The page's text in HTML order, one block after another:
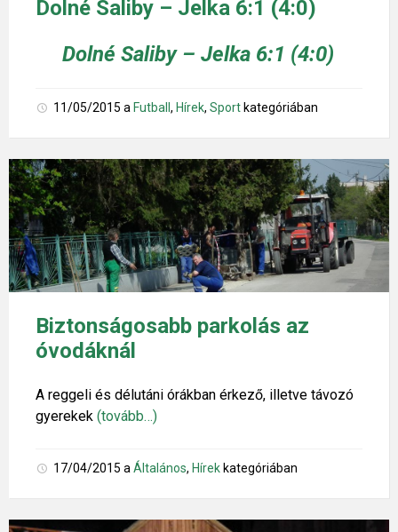
Dolné Saliby – Jelka 6:1 (4:0)
Dolné Saliby – Jelka 6:1 (4:0)
11/05/2015 a Futball , Hírek, Sport kategóriában
Biztonságosabb parkolás az
óvodáknál
A reggeli és délutáni órákban érkező, illetve távozó
gyerekek (tovább…)
17/04/2015 aÁltalános, Hírek kategóriában